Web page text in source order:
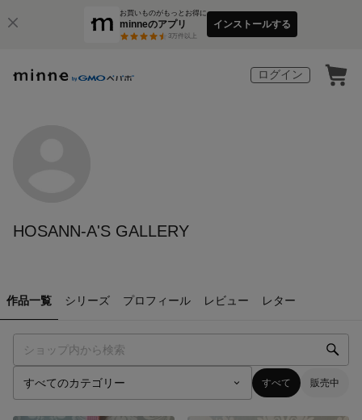
お買いものがもっとお得に
minneのアプリ
3万件以上
インストールする
ログイン
HOSANN-A'S GALLERY
作品一覧 シリーズ プロフィール レビュー レター
すべて 販売中